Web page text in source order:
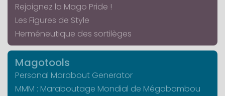
Rejoignez la Mago Pride !
Les Figures de Style
Herméneutique des sortilèges
Magotools
Personal Marabout Generator
MMM : Maraboutage Mondial de Mégabambou